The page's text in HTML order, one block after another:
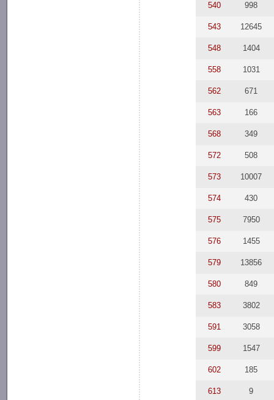
540 998
543 12645
548 1404
558 1031
562 671
563 166
568 349
572 508
573 10007
574 430
575 7950
576 1455
579 13856
580 849
583 3802
591 3058
599 1547
602 185
613 9